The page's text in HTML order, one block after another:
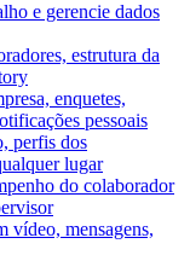
e gerencie dados
estrutura da
enquetes,
pessoais
perfis dos
lugar
do colaborador
vídeo, mensagens,